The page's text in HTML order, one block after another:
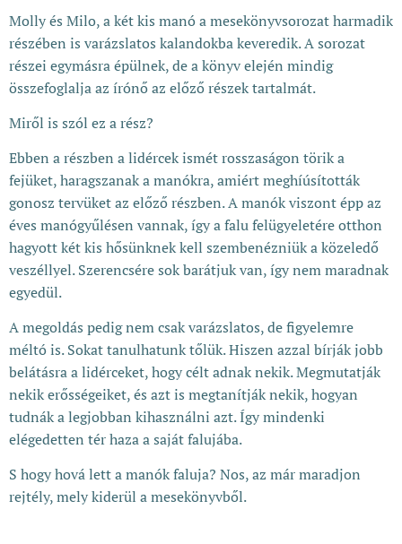
Molly és Milo, a két kis manó a mesekönyvsorozat harmadik
részében is varázslatos kalandokba keveredik. A sorozat
részei egymásra épülnek, de a könyv elején mindig
összefoglalja az írónő az előző részek tartalmát.
Miről is szól ez a rész?
Ebben a részben a lidércek ismét rosszaságon törik a
fejüket, haragszanak a manókra, amiért meghíúsították
gonosz tervüket az előző részben. A manók viszont épp az
éves manógyűlésen vannak, így a falu felügyeletére otthon
hagyott két kis hősünknek kell szembenézniük a közeledő
veszéllyel. Szerencsére sok barátjuk van, így nem maradnak
egyedül.
A megoldás pedig nem csak varázslatos, de figyelemre
méltó is. Sokat tanulhatunk tőlük. Hiszen azzal bírják jobb
belátásra a lidérceket, hogy célt adnak nekik. Megmutatják
nekik erősségeiket, és azt is megtanítják nekik, hogyan
tudnák a legjobban kihasználni azt. Így mindenki
elégedetten tér haza a saját falujába.
S hogy hová lett a manók faluja? Nos, az már maradjon
rejtély, mely kiderül a mesekönyvből.